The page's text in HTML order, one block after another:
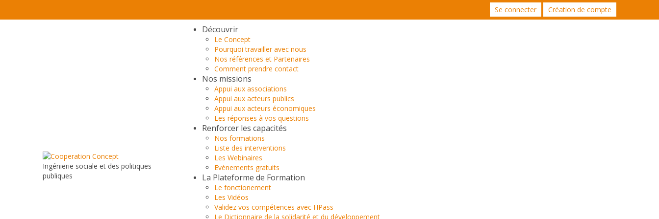
Se connecter Création de compte
Ingénierie sociale et des politiques
publiques
Découvrir
Le Concept
Pourquoi travailler avec nous
Nos références et Partenaires
Comment prendre contact
Nos missions
Appui aux associations
Appui aux acteurs publics
Appui aux acteurs économiques
Les réponses à vos questions
Renforcer les capacités
Nos formations
Liste des interventions
Les Webinaires
Evènements gratuits
La Plateforme de Formation
Le fonctionement
Les Vidéos
Validez vos compétences avec HPass
Le Dictionnaire de la solidarité et du développement